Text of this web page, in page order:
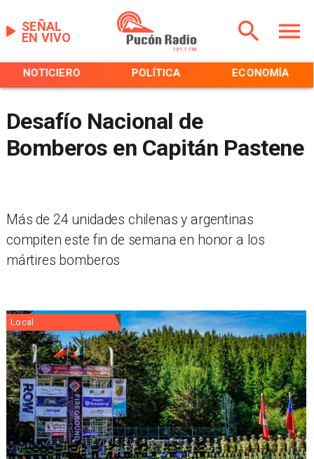
EN VIVO
SEÑAL
NOTICIERO POLÍTICA ECONOMÍA
Desafío Nacional de
Bomberos en Capitán Pastene
Más de 24 unidades chilenas y argentinas
compiten este fin de semana en honor a los
mártires bomberos
Local